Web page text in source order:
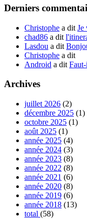
Derniers
Christophe a dit Je
chad86 a dit
Lasdou a dit
Christophe a dit
Android a dit
Archives
juillet 2026 (2)
décembre 2025 (1)
octobre 2025 (1)
août 2025 (1)
année 2025 (4)
année 2024 (3)
année 2023 (8)
année 2022 (8)
année 2021 (6)
année 2020 (8)
année 2019 (6)
année 2018 (13)
total (58)